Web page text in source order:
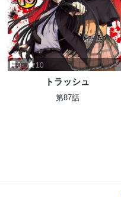
0 10
トラッシュ
第87話